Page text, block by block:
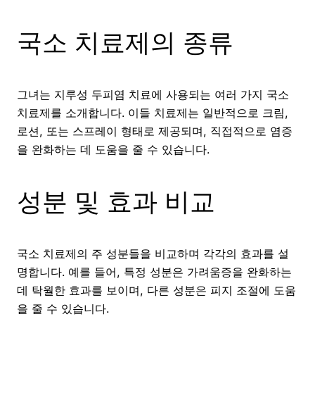
국소 치료제의 종류
그녀는 지루성 두피염 치료에 사용되는 여러 가지 국소
치료제를 소개합니다. 이들 치료제는 일반적으로 크림,
로션, 또는 스프레이 형태로 제공되며, 직접적으로 염증
을 완화하는 데 도움을 줄 수 있습니다.
성분 및 효과 비교
국소 치료제의 주 성분들을 비교하며 각각의 효과를 설
명합니다. 예를 들어, 특정 성분은 가려움증을 완화하는
데 탁월한 효과를 보이며, 다른 성분은 피지 조절에 도움
을 줄 수 있습니다.